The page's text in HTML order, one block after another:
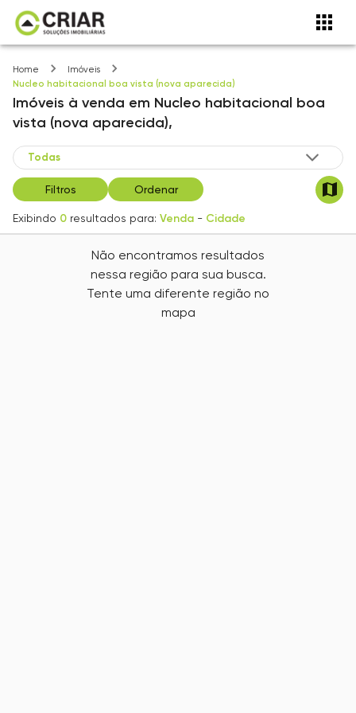
Home
Imóveis
Nucleo habitacional boa vista (nova aparecida)
Imóveis à venda em Nucleo habitacional boa
vista (nova aparecida),
Filtros Ordenar
Exibindo 0 resultados para: Venda - Cidade
Não encontramos resultados
nessa região para sua busca.
Tente uma diferente região no
mapa